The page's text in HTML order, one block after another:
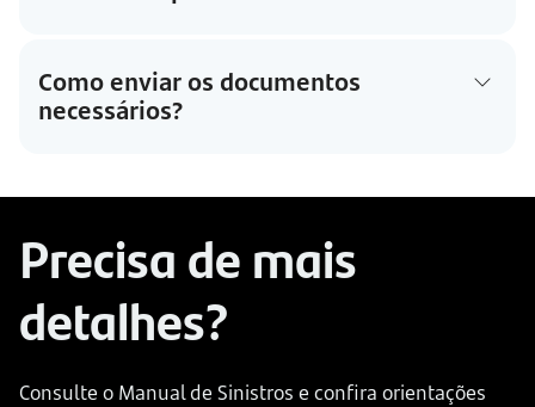
Como enviar os documentos
necessários?
Precisa de mais
detalhes?
Consulte o Manual de Sinistros e confira orientações